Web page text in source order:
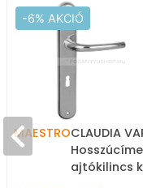
-6% AKCIÓ
MAESTROCLAUDIA
ajtókilincs